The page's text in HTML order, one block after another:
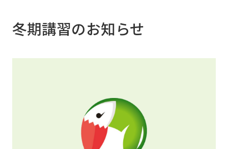
てきたMさん、みんなみんな、よく頑張りまし
た。 みらい個別は、定期テストにこだわって
学習を進めております。定期テストで、頑張っ
強の仕方が分からない方、一度、教室に来てい
ただき学習相談だけでも受けてみてください。
冬期講習のお知らせ